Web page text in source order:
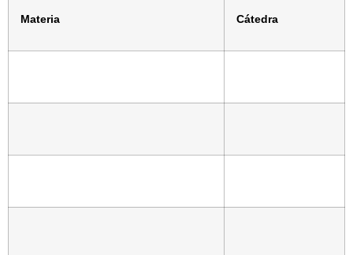
Materia Cátedra